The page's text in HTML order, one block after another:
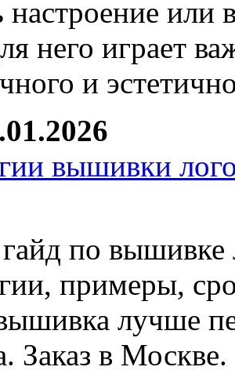
настроение
него играет
и
вышивки
по вышивке
примеры,
лучше
Заказ в Москве.